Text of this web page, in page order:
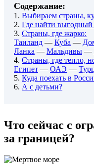
Содержание:
1. Выбираем страны,
2. Где найти выгодный
3. Страны, где жарко:
Таиланд — Куба —
Ланка — Мальдивы —
4. Страны, где тепло,
Египет — ОАЭ —
5. Куда поехать в
6. А с детьми?
Что сейчас с
за границей?